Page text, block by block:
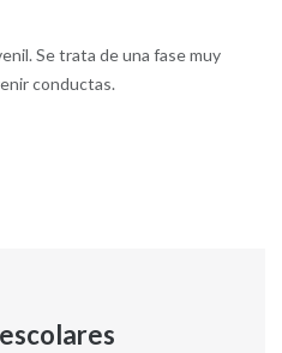
Se trata de una fase muy
conductas.